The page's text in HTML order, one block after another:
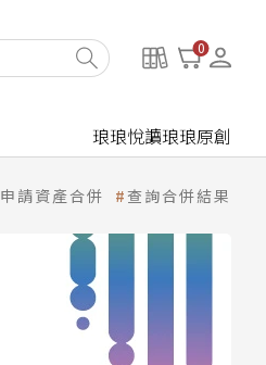
0
琅琅悅讀琅琅原創
申請資產合併 查詢合併結果